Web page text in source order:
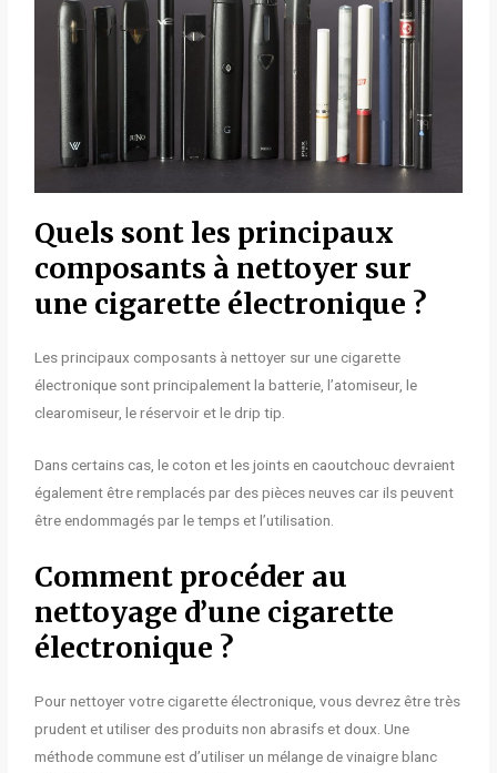
Quels sont les principaux
composants à nettoyer sur
une cigarette électronique ?
Les principaux composants à nettoyer sur une cigarette
électronique sont principalement la batterie, l’atomiseur, le
clearomiseur, le réservoir et le drip tip.
Dans certains cas, le coton et les joints en caoutchouc devraient
également être remplacés par des pièces neuves car ils peuvent
être endommagés par le temps et l’utilisation.
Comment procéder au
nettoyage d’une cigarette
électronique ?
Pour nettoyer votre cigarette électronique, vous devrez être très
prudent et utiliser des produits non abrasifs et doux. Une
méthode commune est d’utiliser un mélange de vinaigre blanc